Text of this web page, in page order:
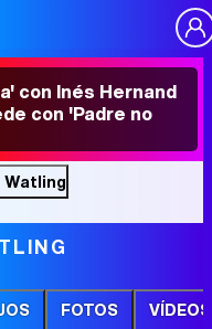
con Inés Hernand
con 'Padre no
FOTOS VÍDEOS